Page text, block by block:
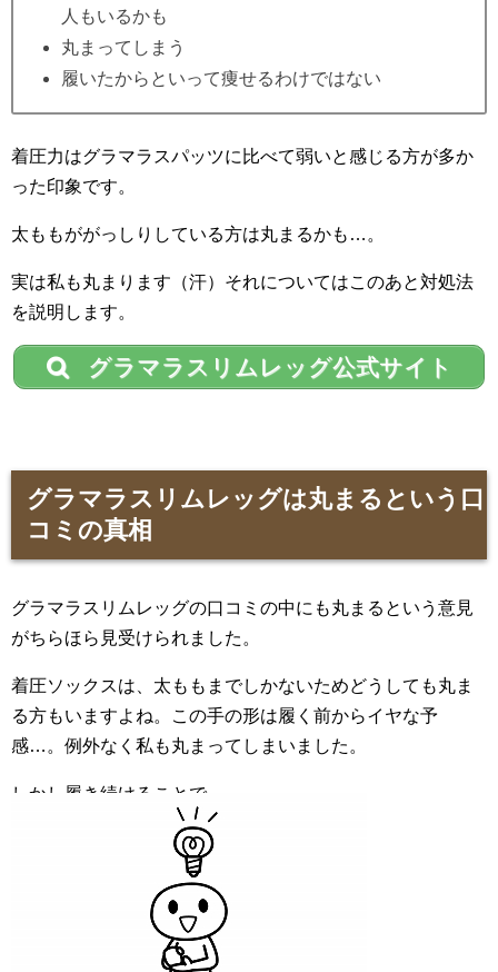
人もいるかも
丸まってしまう
履いたからといって痩せるわけではない
着圧力はグラマラスパッツに比べて弱いと感じる方が多か
った印象です。
太ももががっしりしている方は丸まるかも…。
実は私も丸まります（汗）それについてはこのあと対処法
を説明します。
グラマラスリムレッグ公式サイト
グラマラスリムレッグは丸まるという口
コミの真相
グラマラスリムレッグの口コミの中にも丸まるという意見
がちらほら見受けられました。
着圧ソックスは、太ももまでしかないためどうしても丸ま
る方もいますよね。この手の形は履く前からイヤな予
感…。例外なく私も丸まってしまいました。
しかし履き続けることで、